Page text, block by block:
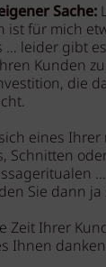
Sache:
ist für mich
leider gibt
Kunden
die
eines
Schnitten
Sie dann ja
Zeit Ihrer
Ihnen